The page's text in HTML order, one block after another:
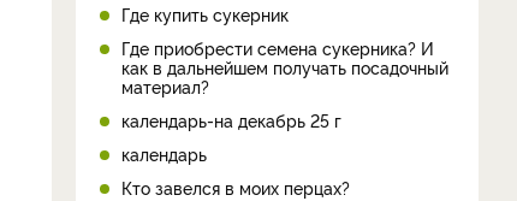
Где купить сукерник
Где приобрести семена сукерника? И
как в дальнейшем получать посадочный
материал?
календарь-на декабрь 25 г
календарь
Кто завелся в моих перцах?